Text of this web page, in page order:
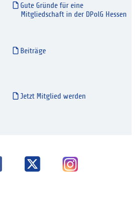
Gute Gründe für eine
Mitgliedschaft in der DPolG Hessen
Beiträge
Jetzt Mitglied werden